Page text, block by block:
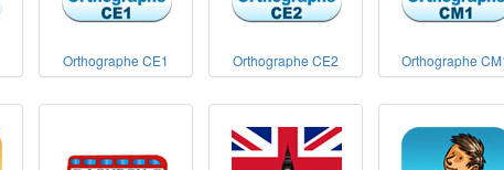
Orthographe CE1 Orthographe CE2 Orthographe